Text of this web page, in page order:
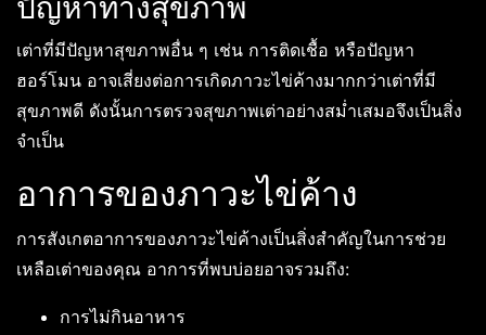
ปัญหาทางสุขภาพ
เต่าที่มีปัญหาสุขภาพอื่น ๆ เช่น การติดเชื้อ หรือปัญหา
ฮอร์โมน อาจเสี่ยงต่อการเกิดภาวะไข่ค้างมากกว่าเต่าที่มี
สุขภาพดี ดังนั้นการตรวจสุขภาพเต่าอย่างสม่ำเสมอจึงเป็นสิ่ง
จำเป็น
อาการของภาวะไข่ค้าง
การสังเกตอาการของภาวะไข่ค้างเป็นสิ่งสำคัญในการช่วย
เหลือเต่าของคุณ อาการที่พบบ่อยอาจรวมถึง:
การไม่กินอาหาร